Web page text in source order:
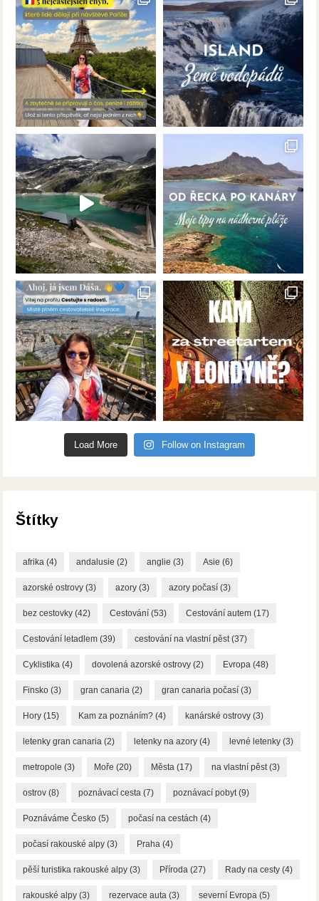
Load More Follow on Instagram
Štítky
afrika (4) andalusie (2) anglie (3) Asie (6)
azorské ostrovy (3) azory (3) azory počasí (3)
bez cestovky (42) Cestování (53) Cestování autem (17)
Cestování letadlem (39) cestování na vlastní pěst(37)
Cyklistika (4) dovolená azorské ostrovy (2) Evropa (48)
Finsko (3) gran canaria (2) gran canaria počasí (3)
Hory (15) Kam za poznáním? (4) kanárské ostrovy (3)
letenky gran canaria (2) letenky na azory (4) levné letenky (3)
metropole (3) Moře (20) Města (17) na vlastní pěst(3)
ostrov (8) poznávací cesta (7) poznávací pobyt(9)
Poznáváme Česko (5) počasí na cestách (4)
počasí rakouské alpy (3) Praha (4)
pěší turistika rakouské alpy (3) Příroda (27) Rady na cesty (4)
rakouské alpy (3) rezervace auta (3) severní Evropa (5)